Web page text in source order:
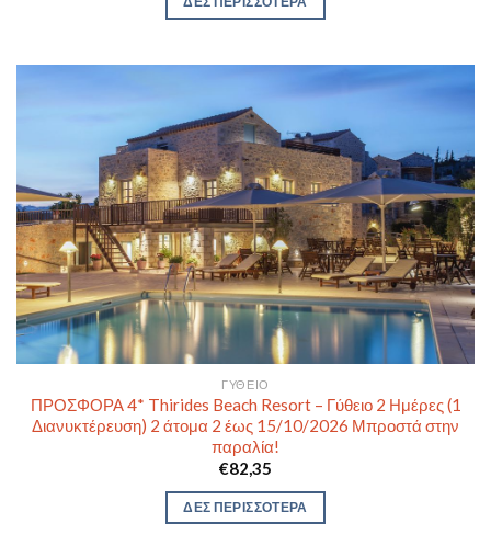
ΓΎΘΕΙΟ
ΠΡΟΣΦΟΡΑ 4* Thirides Beach Resort – Γύθειο 2 Ημέρες (1
Διανυκτέρευση) 2 άτομα 2 έως 15/10/2026 Μπροστά στην
παραλία!
€82,35
ΔΕΣ ΠΕΡΙΣΣΟΤΕΡΑ